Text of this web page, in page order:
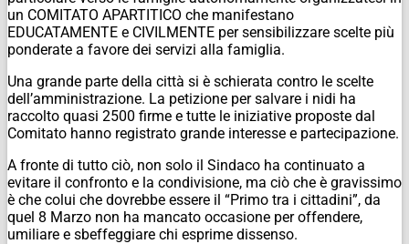
un COMITATO APARTITICO che manifestano
EDUCATAMENTE e CIVILMENTE per sensibilizzare scelte più
ponderate a favore dei servizi alla famiglia.
Una grande parte della città si è schierata contro le scelte
dell’amministrazione. La petizione per salvare i nidi ha
raccolto quasi 2500 firme e tutte le iniziative proposte dal
Comitato hanno registrato grande interesse e partecipazione.
A fronte di tutto ciò, non solo il Sindaco ha continuato a
evitare il confronto e la condivisione, ma ciò che è gravissimo
è che colui che dovrebbe essere il “Primo tra i cittadini”, da
quel 8 Marzo non ha mancato occasione per offendere,
umiliare e sbeffeggiare chi esprime dissenso.